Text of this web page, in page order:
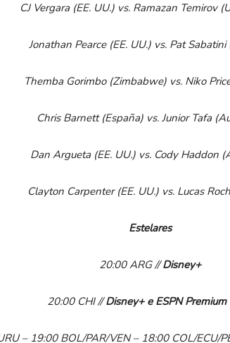
CJ Vergara (EE. UU.) vs. Ramazan Temirov
Jonathan Pearce (EE. UU.) vs. Pat Sabatini
Themba Gorimbo (Zimbabwe) vs. Niko
Chris Barnett (España) vs. Junior Tafa
Dan Argueta (EE. UU.) vs. Cody Haddon
Clayton Carpenter (EE. UU.) vs. Lucas
Estelares
20:00 ARG //Disney+
20:00 CHI //Disney+ e ESPN Premium
–19:00 BOL/PAR/VEN–18:00 COL/ECU/